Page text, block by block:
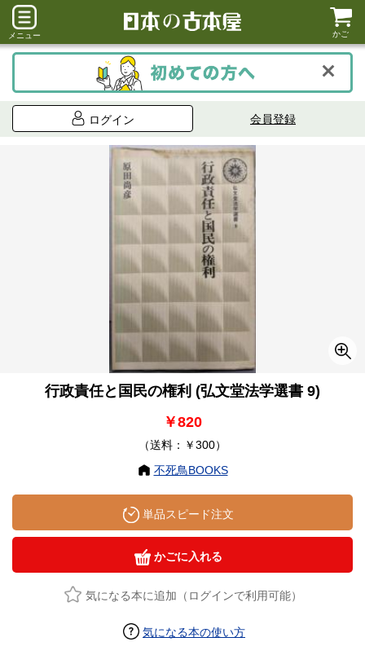
メニュー かご
ログイン 会員登録
行政責任と国民の権利 (弘文堂法学選書 9)
￥820
（送料：￥300）
不死鳥BOOKS
単品スピード注文
かごに入れる
気になる本に追加（ログインで利用可能）
気になる本の使い方